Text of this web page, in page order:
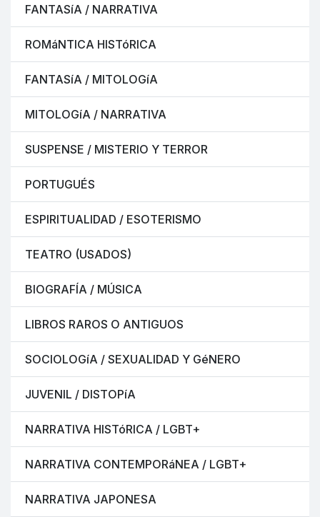
FANTASíA / NARRATIVA
ROMáNTICA HISTóRICA
FANTASíA / MITOLOGíA
MITOLOGíA / NARRATIVA
SUSPENSE / MISTERIO Y TERROR
PORTUGUÉS
ESPIRITUALIDAD / ESOTERISMO
TEATRO (USADOS)
BIOGRAFÍA / MÚSICA
LIBROS RAROS O ANTIGUOS
SOCIOLOGíA / SEXUALIDAD Y GéNERO
JUVENIL / DISTOPíA
NARRATIVA HISTóRICA / LGBT+
NARRATIVA CONTEMPORáNEA / LGBT+
NARRATIVA JAPONESA